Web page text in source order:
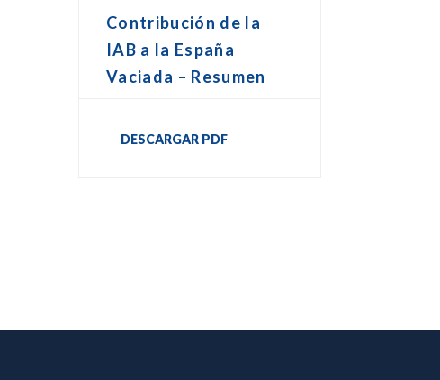
Contribución de la
IAB a la España
Vaciada – Resumen
DESCARGAR PDF